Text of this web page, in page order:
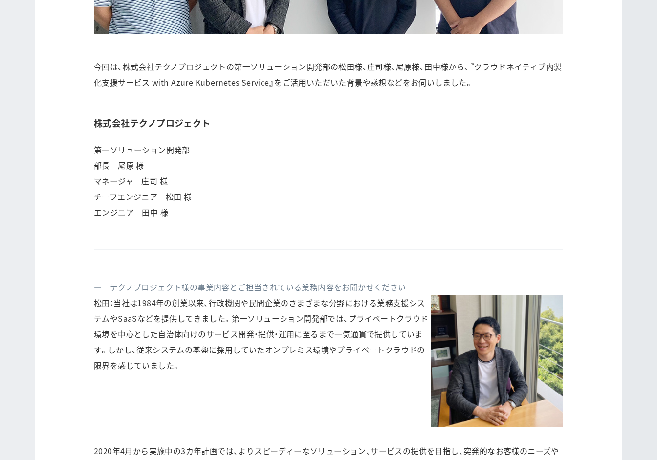
今回は、株式会社テクノプロジェクトの第一ソリューション開発部の松田様、庄司様、尾原様、田中様から、『クラウドネイティブ内製
化支援サービス with Azure Kubernetes Service』をご活用いただいた背景や感想などをお伺いしました。
株式会社テクノプロジェクト
第一ソリューション開発部
部長 尾原 様
マネージャ 庄司 様
チーフエンジニア 松田 様
エンジニア 田中 様
― テクノプロジェクト様の事業内容とご担当されている業務内容をお聞かせください
松田：当社は1984年の創業以来、行政機関や民間企業のさまざまな分野における業務支援シス
テムやSaaSなどを提供してきました。第一ソリューション開発部では、プライベートクラウド
環境を中心とした自治体向けのサービス開発・提供・運用に至るまで一気通貫で提供していま
す。しかし、従来システムの基盤に採用していたオンプレミス環境やプライベートクラウドの
限界を感じていました。
2020年4月から実施中の3カ年計画では、よりスピーディーなソリューション、サービスの提供を目指し、突発的なお客様のニーズや